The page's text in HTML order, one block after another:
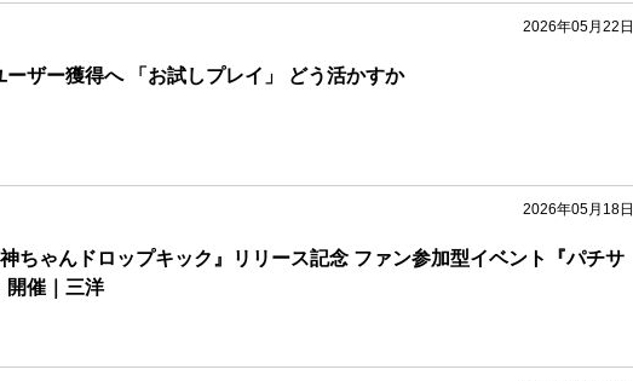
2026年05月22日
ーザー獲得へ 「お試しプレイ」 どう活かすか
2026年05月18日
神ちゃんドロップキック』リリース記念 ファン参加型イベント『パチサ
開催｜三洋